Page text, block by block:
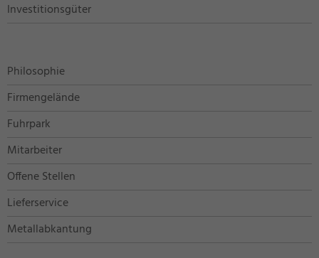
Investitionsgüter
Philosophie
Firmengelände
Fuhrpark
Mitarbeiter
Offene Stellen
Lieferservice
Metallabkantung